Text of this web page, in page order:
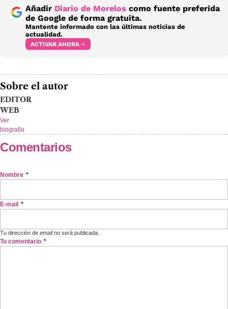
Añadir Diario de Morelos como fuente preferida
de Google de forma gratuita.
Mantente informado con las últimas noticias de
actualidad.
ACTIVAR AHORA
Sobre el autor
EDITOR
WEB
Ver
biografía
Comentarios
Nombre *
E-mail *
Tu dirección de email no será publicada.
Tu comentario *